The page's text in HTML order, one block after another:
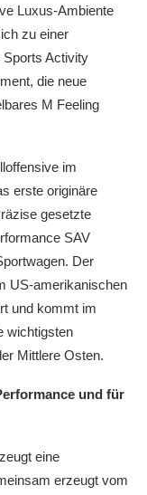
Luxus-Ambiente
zu einer
Sports Activity
die neue
M Feeling
im
erste originäre
gesetzte
SAV
Der
US-amerikanischen
und kommt im
wichtigsten
Mittlere Osten.
und für
eine
erzeugt vom